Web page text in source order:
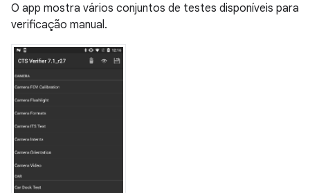
O app mostra vários conjuntos de testes disponíveis para
verificação manual.